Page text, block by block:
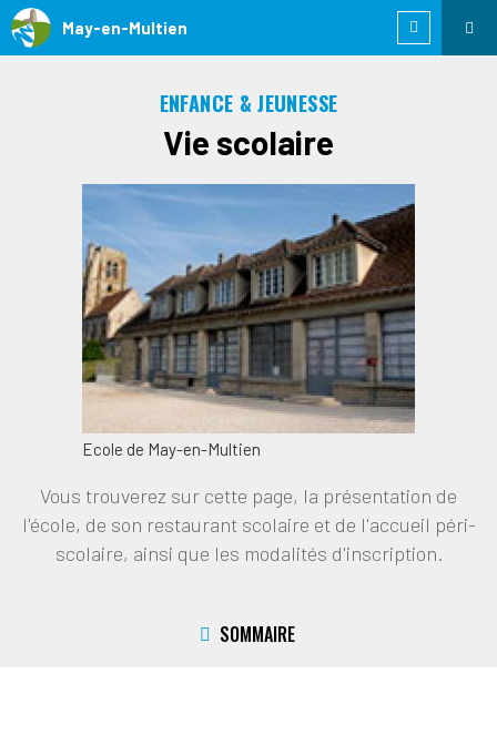
May-en-Multien
ENFANCE & JEUNESSE
Vie scolaire
Ecole de May-en-Multien
Vous trouverez sur cette page, la présentation de
l'école, de son restaurant scolaire et de l'accueil péri-
scolaire, ainsi que les modalités d'inscription.
SOMMAIRE